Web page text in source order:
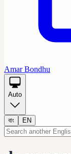
Amar Bondhu
Auto
বাং
EN